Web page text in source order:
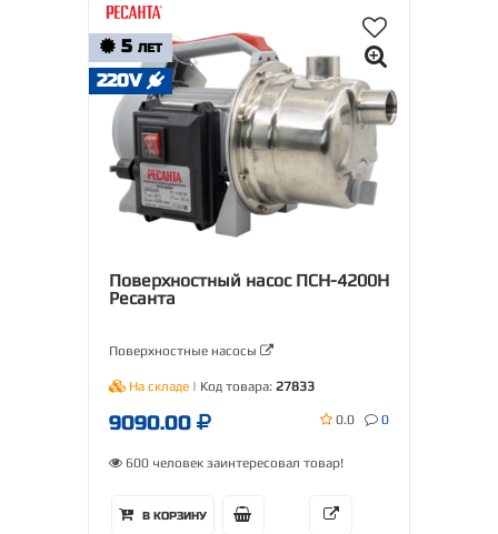
5 ЛЕТ
220V
Поверхностный насос ПСН-4200Н
Ресанта
Поверхностные насосы
На складе | Код товара: 27833
9090.00 0.0 0
600 человек заинтересовал товар!
В КОРЗИНУ